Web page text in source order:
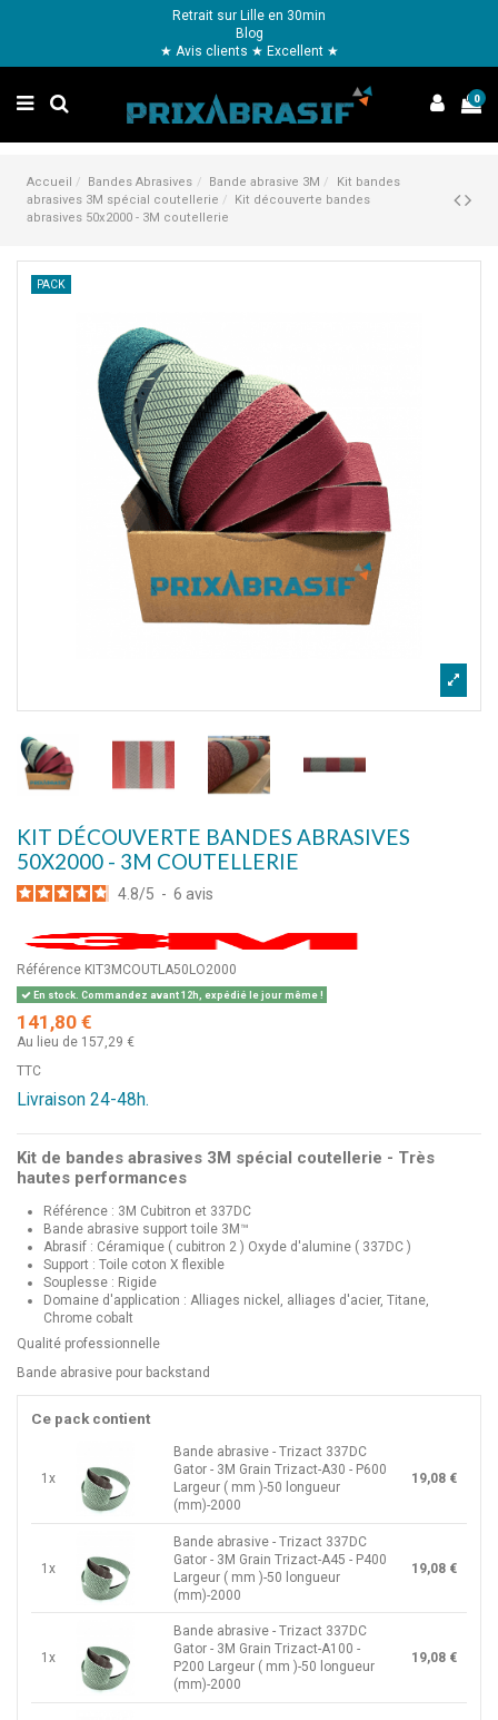
Retrait sur Lille en 30min
Blog
★ Avis clients ★ Excellent ★
0
Accueil Bandes Abrasives Bande abrasive 3M
Kit bandes
abrasives 3M spécial coutellerie
Kit découverte bandes
abrasives 50x2000 - 3M coutellerie
PACK
KIT DÉCOUVERTE BANDES ABRASIVES
50X2000 - 3M COUTELLERIE
4.8/5 - 6 avis
Référence KIT3MCOUTLA50LO2000
En stock. Commandez avant 12h, expédié le jour même !
141,80 €
Au lieu de 157,29 €
TTC
Livraison 24-48h.
Kit de bandes abrasives 3M spécial coutellerie - Très
hautes performances
Référence : 3M Cubitron et 337DC
Bande abrasive support toile 3M™
Abrasif : Céramique ( cubitron 2 ) Oxyde d'alumine ( 337DC )
Support : Toile coton X flexible
Souplesse : Rigide
Domaine d'application : Alliages nickel, alliages d'acier, Titane,
Chrome cobalt
Qualité professionnelle
Bande abrasive pour backstand
Ce pack contient
1x
Bande abrasive - Trizact 337DC
Gator - 3M Grain Trizact-A30 - P600
Largeur ( mm )-50 longueur
(mm)-2000
19,08 €
1x
Bande abrasive - Trizact 337DC
Gator - 3M Grain Trizact-A45 - P400
Largeur ( mm )-50 longueur
(mm)-2000
19,08 €
1x
Bande abrasive - Trizact 337DC
Gator - 3M Grain Trizact-A100 -
P200 Largeur ( mm )-50 longueur
(mm)-2000
19,08 €